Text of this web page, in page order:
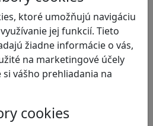
ktoré umožňujú navigáciu
jej funkcií. Tieto
žiadne informácie o vás,
na marketingové účely
vášho prehliadania na
cookies
kooperácia